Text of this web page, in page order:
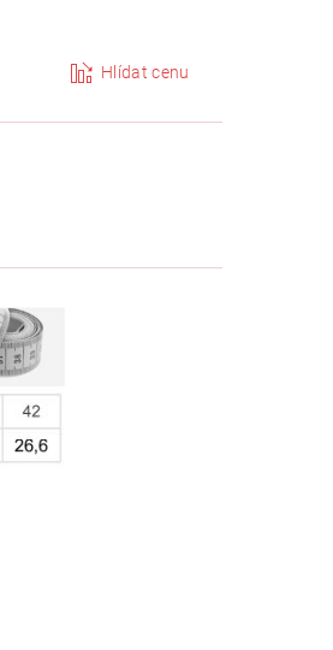
Hlídat cenu